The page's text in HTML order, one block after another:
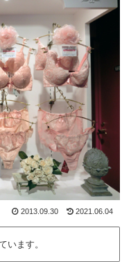
2013.09.30 2021.06.04
います。